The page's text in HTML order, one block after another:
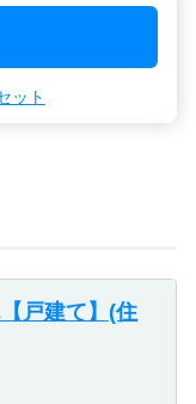
ット
戸建て】(住